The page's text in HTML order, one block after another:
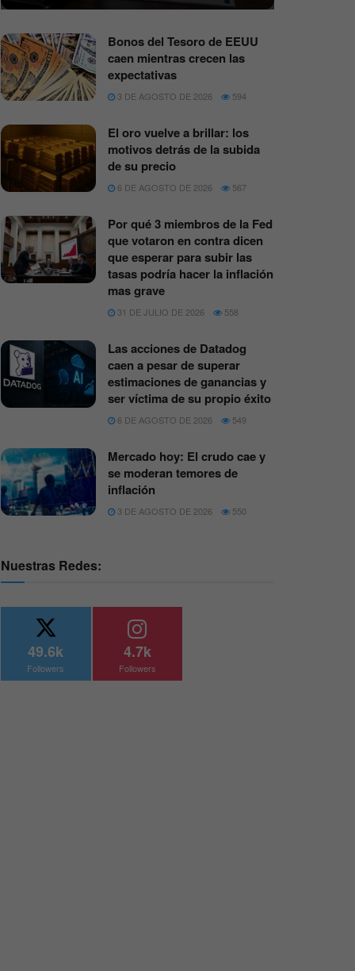
Bonos del Tesoro de EEUU
caen mientras crecen las
expectativas
3 DE AGOSTO DE 2026 594
El oro vuelve a brillar: los
motivos detrás de la subida
de su precio
6 DE AGOSTO DE 2026 567
Por qué 3 miembros de la Fed
que votaron en contra dicen
que esperar para subir las
tasas podría hacer la inflación
mas grave
31 DE JULIO DE 2026 558
Las acciones de Datadog
caen a pesar de superar
estimaciones de ganancias y
ser víctima de su propio éxito
6 DE AGOSTO DE 2026 549
Mercado hoy: El crudo cae y
se moderan temores de
inflación
3 DE AGOSTO DE 2026 550
Nuestras Redes:
49.6k
Followers
4.7k
Followers